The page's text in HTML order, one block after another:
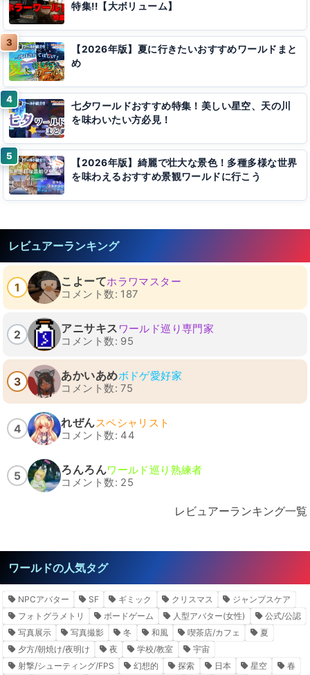
特集!!【大ボリューム】
【2026年版】夏に行きたいおすすめワールドまと
め
七夕ワールドおすすめ特集！美しい星空、天の川
を味わいたい方必見！
【2026年版】綺麗で壮大な景色！多種多様な世界
を味わえるおすすめ景観ワールドに行こう
レビュアーランキング
1 こよーてホラワマスター
コメント数: 187
2 アニサキス ワールド巡り専門家
コメント数: 95
3 あかいあめボドゲ愛好家
コメント数: 75
4 れぜんスペシャリスト
コメント数: 44
5 ろんろんワールド巡り熟練者
コメント数: 25
レビュアーランキング一覧
ワールドの人気タグ
NPCアバター SF ギミック クリスマス
ジャンプスケア
フォトグラメトリ
ボードゲーム 人型アバター(女性)
公式/公認
写真展示
写真撮影 冬 和風 喫茶店/カフェ
夏
夕方/朝焼け/夜明け
夜 学校/教室
宇宙
射撃/シューティング/FPS
幻想的 探索 日本 星空
春